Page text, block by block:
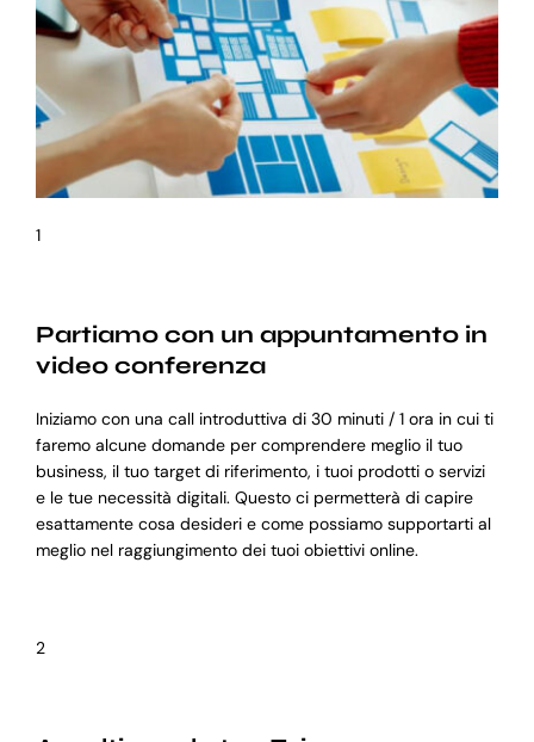
1
Partiamo con un appuntamento in
video conferenza
Iniziamo con una call introduttiva di 30 minuti / 1 ora in cui ti
faremo alcune domande per comprendere meglio il tuo
business, il tuo target di riferimento, i tuoi prodotti o servizi
e le tue necessità digitali. Questo ci permetterà di capire
esattamente cosa desideri e come possiamo supportarti al
meglio nel raggiungimento dei tuoi obiettivi online.
2